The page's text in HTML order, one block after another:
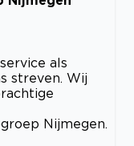
als
streven. Wij
Nijmegen.